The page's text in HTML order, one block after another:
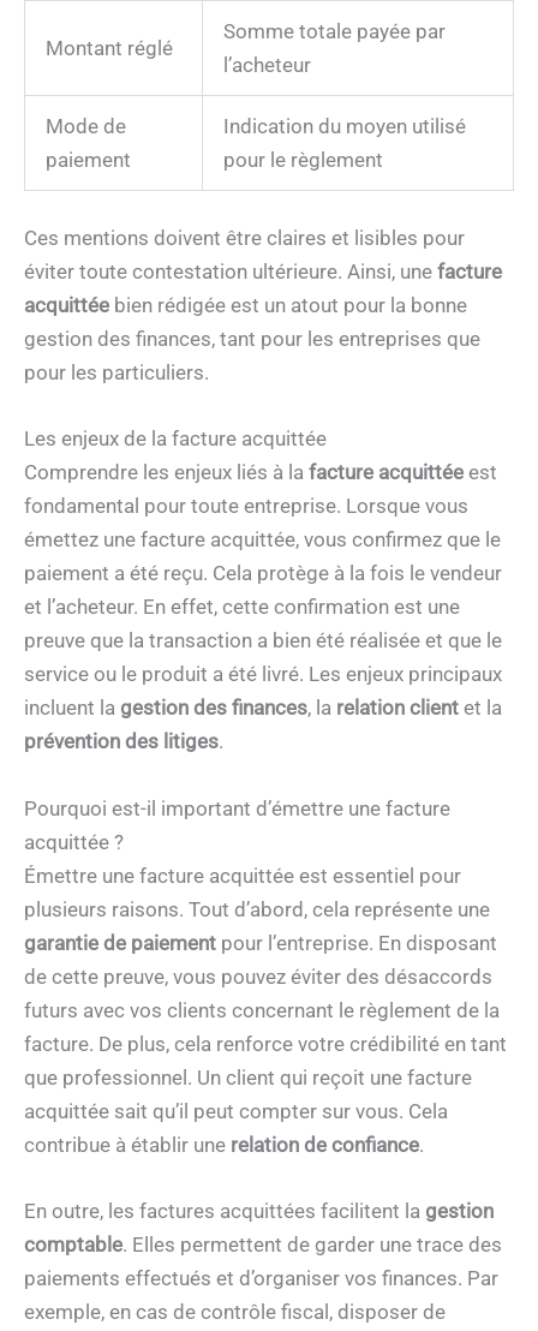
Montant réglé
Somme totale payée par
l’acheteur
Mode de
paiement
Indication du moyen utilisé
pour le règlement
Ces mentions doivent être claires et lisibles pour
éviter toute contestation ultérieure. Ainsi, une facture
acquittée bien rédigée est un atout pour la bonne
gestion des finances, tant pour les entreprises que
pour les particuliers.
Les enjeux de la facture acquittée
Comprendre les enjeux liés à la facture acquittée est
fondamental pour toute entreprise. Lorsque vous
émettez une facture acquittée, vous confirmez que le
paiement a été reçu. Cela protège à la fois le vendeur
et l’acheteur. En effet, cette confirmation est une
preuve que la transaction a bien été réalisée et que le
service ou le produit a été livré. Les enjeux principaux
incluent la gestion des finances, la relation client et la
prévention des litiges.
Pourquoi est-il important d’émettre une facture
acquittée ?
Émettre une facture acquittée est essentiel pour
plusieurs raisons. Tout d’abord, cela représente une
garantie de paiement pour l’entreprise. En disposant
de cette preuve, vous pouvez éviter des désaccords
futurs avec vos clients concernant le règlement de la
facture. De plus, cela renforce votre crédibilité en tant
que professionnel. Un client qui reçoit une facture
acquittée sait qu’il peut compter sur vous. Cela
contribue à établir une relation de confiance.
En outre, les factures acquittées facilitent la gestion
comptable. Elles permettent de garder une trace des
paiements effectués et d’organiser vos finances. Par
exemple, en cas de contrôle fiscal, disposer de